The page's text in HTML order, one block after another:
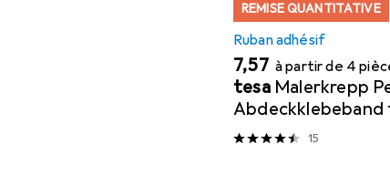
REMISE QUANTITATIVE
Ruban adhésif
EUR
7,57 à partir de 4
tesa Malerkrepp
Abdeckklebeband
Abkleben im
15